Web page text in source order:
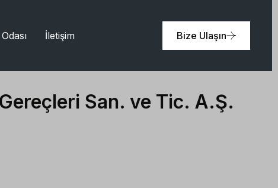
İletişim Bize Ulaşın
San. ve Tic. A.Ş.